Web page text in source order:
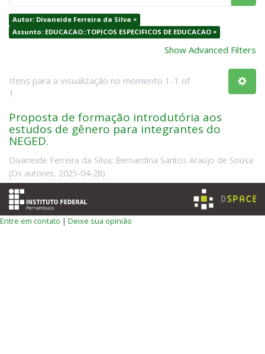
Autor: Divaneide Ferreira da Silva ×
Assunto: EDUCACAO::TOPICOS ESPECIFICOS DE EDUCACAO ×
Show Advanced Filters
Itens para a visualização no momento 1-1 of
1
Proposta de formação introdutória aos
estudos de gênero para integrantes do
NEGED.
Divaneide Ferreira da Silva; Bernardina Santos Araújo de Sousa
(Os autores, 2025-04-28)
Entre em contato | Deixe sua opinião